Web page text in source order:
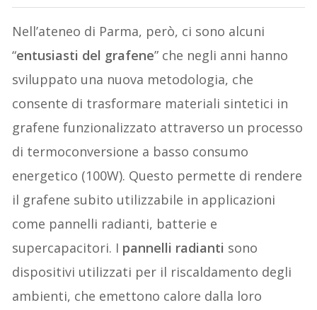
Nell’ateneo di Parma, però, ci sono alcuni
“entusiasti del grafene” che negli anni hanno
sviluppato una nuova metodologia, che
consente di trasformare materiali sintetici in
grafene funzionalizzato attraverso un processo
di termoconversione a basso consumo
energetico (100W). Questo permette di rendere
il grafene subito utilizzabile in applicazioni
come pannelli radianti, batterie e
supercapacitori. I pannelli radianti sono
dispositivi utilizzati per il riscaldamento degli
ambienti, che emettono calore dalla loro